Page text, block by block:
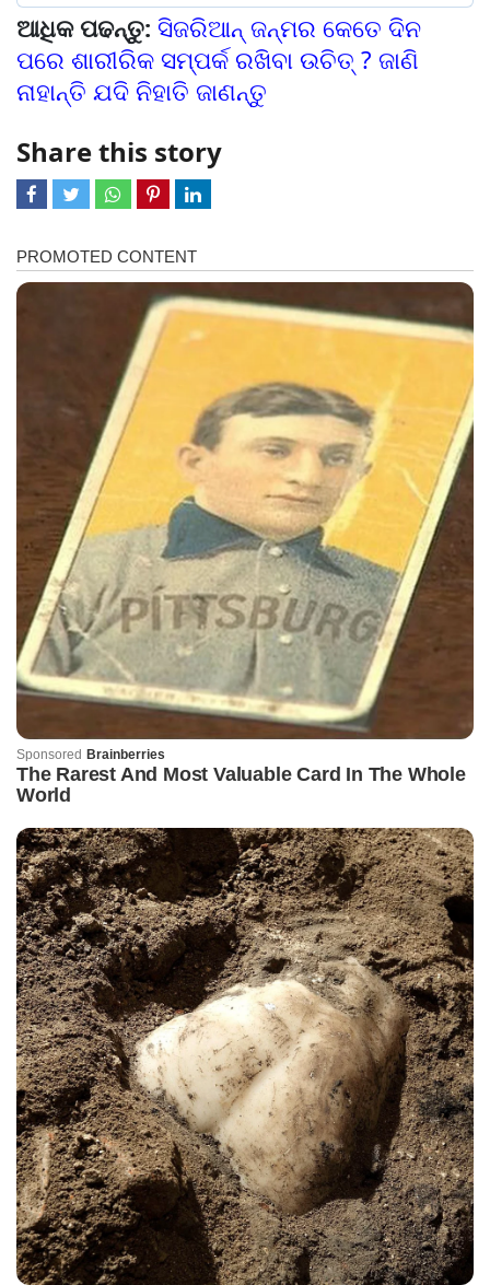
ଆଧିକ ପଢନ୍ତୁ: ସିଜରିଆନ୍ ଜନ୍ମର କେତେ ଦିନ
ପରେ ଶାରୀରିକ ସମ୍ପର୍କ ରଖିବା ଉଚିତ୍ ? ଜାଣି
ନାହାନ୍ତି ଯଦି ନିହାତି ଜାଣନ୍ତୁ
Share this story